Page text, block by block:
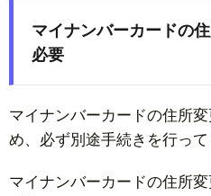
マイナンバーカードの
必要
マイナンバーカードの住所
め、必ず別途手続きを行って
マイナンバーカードの住所変